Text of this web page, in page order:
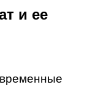
и ее